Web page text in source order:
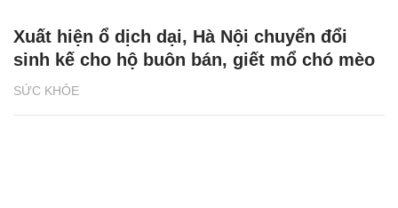
SỨC KHỎE
Xuất hiện ổ dịch dại, Hà Nội chuyển đổi
sinh kế cho hộ buôn bán, giết mổ chó mèo